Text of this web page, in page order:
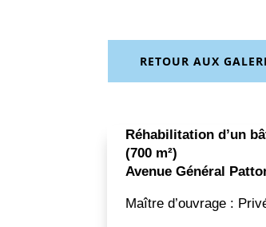
RETOUR AUX
Réhabilitation d’un
(700 m²)
Avenue Général
Maître d’ouvrage :